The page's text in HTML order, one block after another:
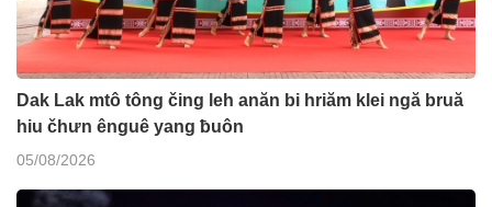
Dak Lak mtô tông čing leh anăn bi hriăm klei ngă bruă
hiu čhưn ênguê yang ƀuôn
05/08/2026